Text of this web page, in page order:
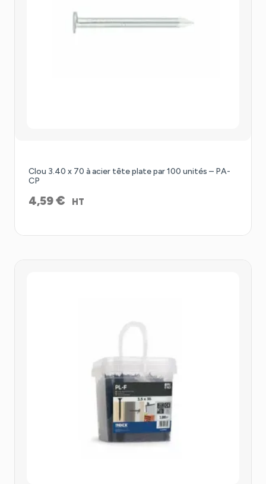
Clou 3.40 x 70 à acier tête plate par 100 unités – PA-
CP
4,59€ HT